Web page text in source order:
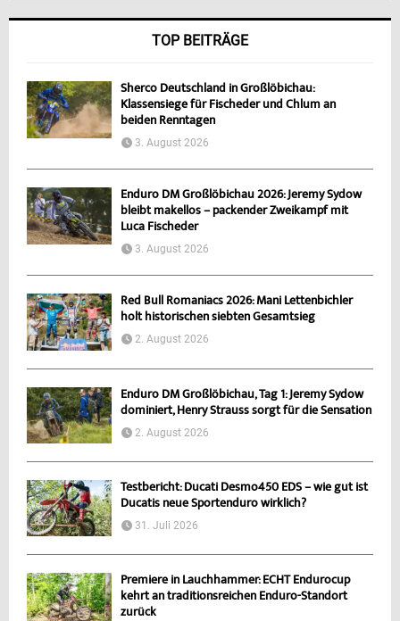
TOP BEITRÄGE
Sherco Deutschland in Großlöbichau:
Klassensiege für Fischeder und Chlum an
beiden Renntagen
3. August 2026
Enduro DM Großlöbichau 2026: Jeremy Sydow
bleibt makellos – packender Zweikampf mit
Luca Fischeder
3. August 2026
Red Bull Romaniacs 2026: Mani Lettenbichler
holt historischen siebten Gesamtsieg
2. August 2026
Enduro DM Großlöbichau, Tag 1: Jeremy Sydow
dominiert, Henry Strauss sorgt für die Sensation
2. August 2026
Testbericht: Ducati Desmo450 EDS – wie gut ist
Ducatis neue Sportenduro wirklich?
31. Juli 2026
Premiere in Lauchhammer: ECHT Endurocup
kehrt an traditionsreichen Enduro-Standort
zurück